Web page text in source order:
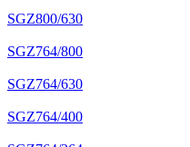
SGZ800/630
SGZ764/800
SGZ764/630
SGZ764/400